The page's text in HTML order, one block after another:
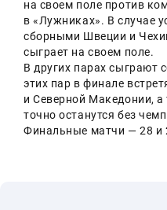
на своем поле против
в «Лужниках». В случае
сборными Швеции и
сыграет на своем поле.
В других парах сыграют
этих пар в финале
и Северной Македонии,
точно останутся без
Финальные матчи — 28 и